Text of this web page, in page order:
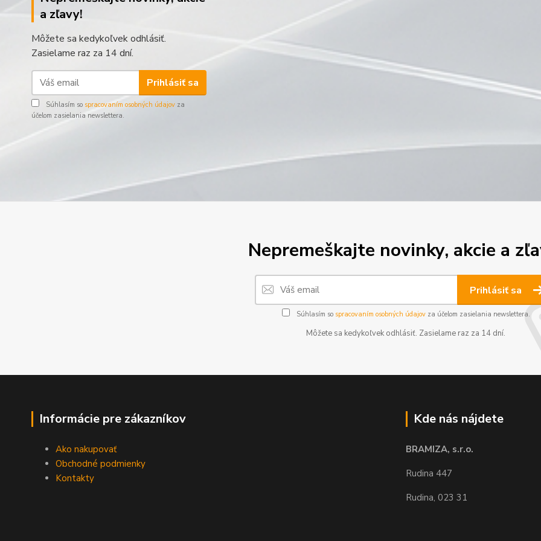
a zľavy!
Môžete sa kedykoľvek odhlásiť.
Zasielame raz za 14 dní.
Prihlásiť sa
Súhlasím so spracovaním osobných údajov za
účelom zasielania newslettera.
Nepremeškajte novinky, akcie a
Prihlásiť sa
Súhlasím so spracovaním osobných údajovza účelom zasielania newslettera.
Môžete sa kedykoľvek odhlásiť. Zasielame raz za 14 dní.
Informácie pre zákazníkov
Ako nakupovať
Obchodné podmienky
Kontakty
Kde nás nájdete
BRAMIZA, s.r.o.
Rudina 447
Rudina, 023 31